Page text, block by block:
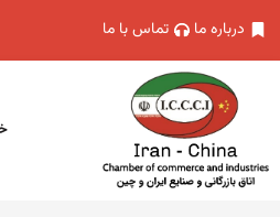
درباره ما تماس با ما